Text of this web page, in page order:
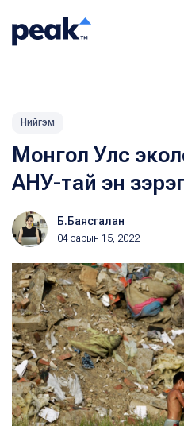
Нийгэм
Монгол Улс
АНУ-тай эн
Б.Баясгалан
04 сарын 15, 2022